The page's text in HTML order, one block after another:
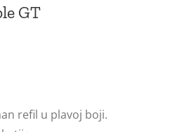
GT
refil u plavoj boji.